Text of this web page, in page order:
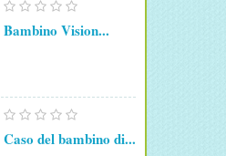
Bambino Vision...
Caso del bambino di...